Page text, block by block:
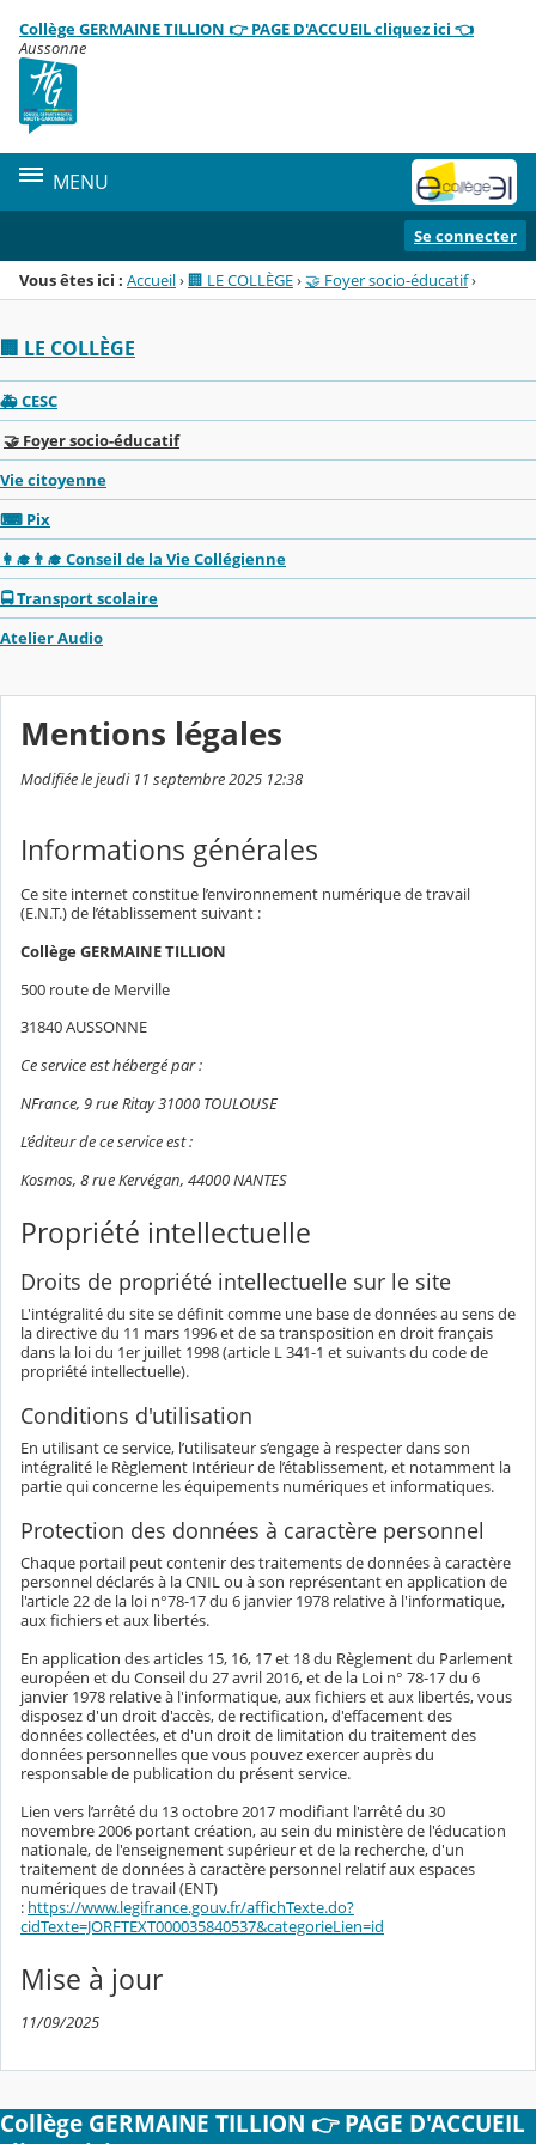
Menu de la rubrique
Contenu
Collège GERMAINE TILLION 👉 PAGE D'ACCUEIL cliquez ici 👈
Aussonne
MENU
Se connecter
Vous êtes ici : Accueil›🏢 LE COLLÈGE›🤝 Foyer socio-éducatif›
🏢 LE COLLÈGE
🚑 CESC
🤝 Foyer socio-éducatif
Vie citoyenne
⌨ Pix
👩‍🎓👨‍🎓 Conseil de la Vie Collégienne
🚍 Transport scolaire
Atelier Audio
Mentions légales
Modifiée le jeudi 11 septembre 2025 12:38
Informations générales
Ce site internet constitue l’environnement numérique de travail
(E.N.T.) de l’établissement suivant :
Collège GERMAINE TILLION
500 route de Merville
31840 AUSSONNE
Ce service est hébergé par :
NFrance, 9 rue Ritay 31000 TOULOUSE
L’éditeur de ce service est :
Kosmos, 8 rue Kervégan, 44000 NANTES
Propriété intellectuelle
Droits de propriété intellectuelle sur le site
L'intégralité du site se définit comme une base de données au sens de
la directive du 11 mars 1996 et de sa transposition en droit français
dans la loi du 1er juillet 1998 (article L 341-1 et suivants du code de
propriété intellectuelle).
Conditions d'utilisation
En utilisant ce service, l’utilisateur s’engage à respecter dans son
intégralité le Règlement Intérieur de l’établissement, et notamment la
partie qui concerne les équipements numériques et informatiques.
Protection des données à caractère personnel
Chaque portail peut contenir des traitements de données à caractère
personnel déclarés à la CNIL ou à son représentant en application de
l'article 22 de la loi n°78-17 du 6 janvier 1978 relative à l'informatique,
aux fichiers et aux libertés.
En application des articles 15, 16, 17 et 18 du Règlement du Parlement
européen et du Conseil du 27 avril 2016, et de la Loi n° 78-17 du 6
janvier 1978 relative à l'informatique, aux fichiers et aux libertés, vous
disposez d'un droit d'accès, de rectification, d'effacement des
données collectées, et d'un droit de limitation du traitement des
données personnelles que vous pouvez exercer auprès du
responsable de publication du présent service.
Lien vers l’arrêté du 13 octobre 2017 modifiant l'arrêté du 30
novembre 2006 portant création, au sein du ministère de l'éducation
nationale, de l'enseignement supérieur et de la recherche, d'un
traitement de données à caractère personnel relatif aux espaces
numériques de travail (ENT)
: https://www.legifrance.gouv.fr/affichTexte.do?
cidTexte=JORFTEXT000035840537&categorieLien=id
Mise à jour
11/09/2025
Collège GERMAINE TILLION 👉 PAGE D'ACCUEIL